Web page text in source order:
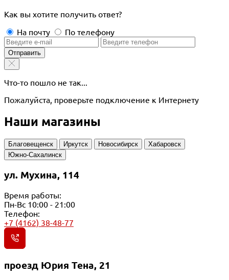
Как вы хотите получить ответ?
На почту
По телефону
Отправить
Что-то пошло не так...
Пожалуйста, проверьте подключение к Интернету
Наши магазины
Благовещенск Иркутск Новосибирск
Хабаровск
Южно-Сахалинск
ул. Мухина, 114
Время работы:
Пн-Вс 10:00 - 21:00
Телефон:
+7 (4162) 38-48-77
проезд Юрия Тена, 21